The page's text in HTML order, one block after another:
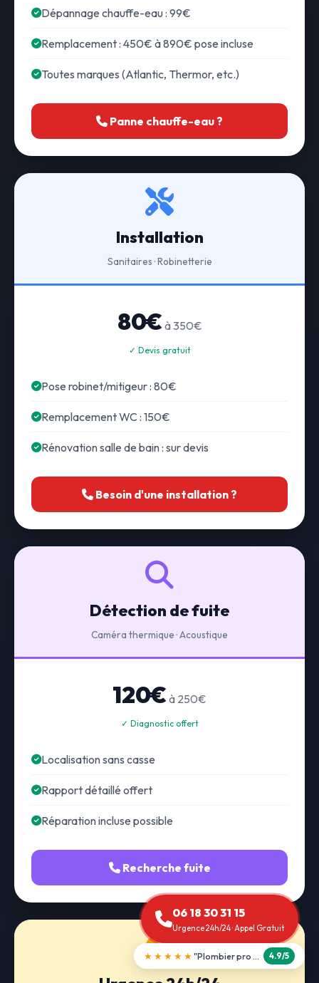
Dépannage chauffe-eau : 99€
Remplacement : 450€ à 890€ pose incluse
Toutes marques (Atlantic, Thermor, etc.)
Panne chauffe-eau ?
Installation
Sanitaires · Robinetterie
80€ à 350€
✓ Devis gratuit
Pose robinet/mitigeur : 80€
Remplacement WC : 150€
Rénovation salle de bain : sur devis
Besoin d'une installation ?
Détection de fuite
Caméra thermique · Acoustique
120€ à 250€
✓ Diagnostic offert
Localisation sans casse
Rapport détaillé offert
Réparation incluse possible
Recherche fuite
06 18 30 31 15
Urgence 24h/24 · Appel Gratuit
★★★★★ "Débouchage WC en 30 min" 5.0/5